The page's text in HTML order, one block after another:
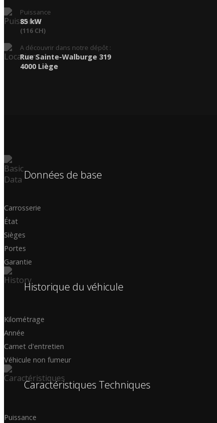
Puissance
85 kW
(116 CH)
A découvrir dans notre dépôt :
Rue Sainte-Walburge 319
4000 Liège
Données de base
Carrosserie
État
Sièges
Portes
Garantie
Historique du véhicule
Kilométrage
Année
Carnet d'entretien
Véhicule non fumeur
Caractéristiques Techniques
Puissance